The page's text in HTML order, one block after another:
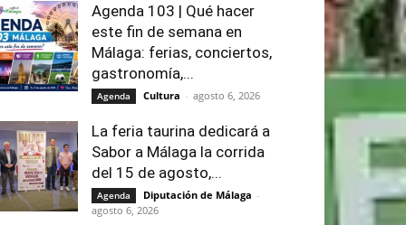
Agenda 103 | Qué hacer
este fin de semana en
Málaga: ferias, conciertos,
gastronomía,...
Agenda Cultura - agosto 6, 2026
La feria taurina dedicará a
Sabor a Málaga la corrida
del 15 de agosto,...
Agenda Diputación de Málaga -
agosto 6, 2026